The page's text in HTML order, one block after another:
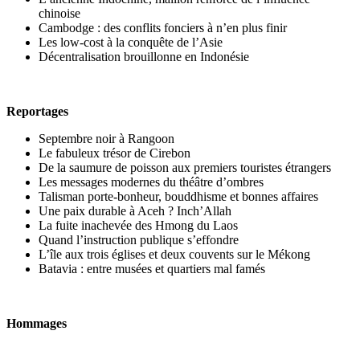
chinoise
Cambodge : des conflits fonciers à n’en plus finir
Les low-cost à la conquête de l’Asie
Décentralisation brouillonne en Indonésie
Reportages
Septembre noir à Rangoon
Le fabuleux trésor de Cirebon
De la saumure de poisson aux premiers touristes étrangers
Les messages modernes du théâtre d’ombres
Talisman porte-bonheur, bouddhisme et bonnes affaires
Une paix durable à Aceh ? Inch’Allah
La fuite inachevée des Hmong du Laos
Quand l’instruction publique s’effondre
L’île aux trois églises et deux couvents sur le Mékong
Batavia : entre musées et quartiers mal famés
Hommages